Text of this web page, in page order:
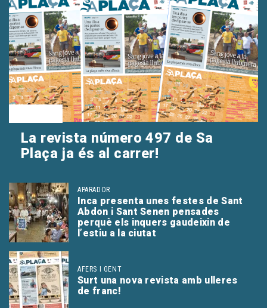
La revista número 497 de Sa
Plaça ja és al carrer!
APARADOR
Inca presenta unes festes de Sant
Abdon i Sant Senen pensades
perquè els inquers gaudeixin de
l’estiu a la ciutat
AFERS I GENT
Surt una nova revista amb ulleres
de franc!